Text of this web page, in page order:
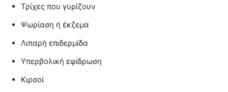
Τρίχες που γυρίζουν
Ψωρίαση ή έκζεμα
Λιπαρή επιδερμίδα
Υπερβολική εφίδρωση
Κιρσοί